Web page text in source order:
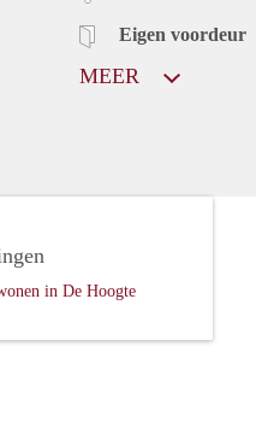
Eigen voordeur
MEER
in De Hoogte